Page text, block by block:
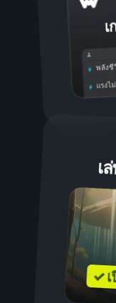
พลังชี
แรงไ
เ
✓